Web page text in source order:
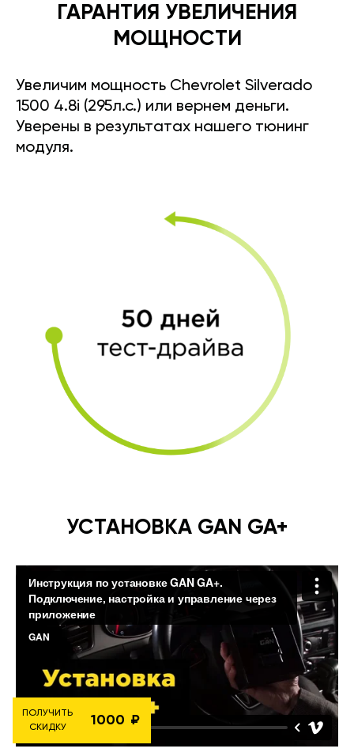
ГАРАНТИЯ УВЕЛИЧЕНИЯ
МОЩНОСТИ
Увеличим мощность Chevrolet Silverado
1500 4.8i (295л.с.) или вернем деньги.
Уверены в результатах нашего тюнинг
модуля.
УСТАНОВКА GAN GA+
ПОЛУЧИТЬ
СКИДКУ
1000